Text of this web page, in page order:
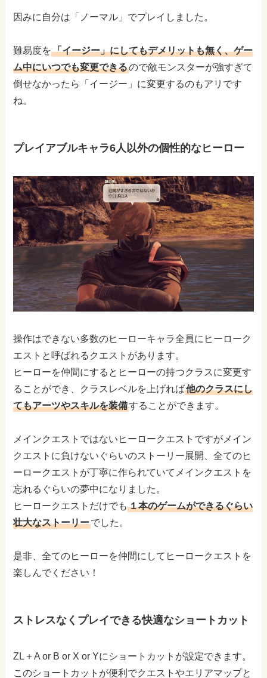
因みに自分は「ノーマル」でプレイしました。
難易度を「イージー」にしてもデメリットも無く、ゲー
ム中にいつでも変更できるので敵モンスターが強すぎて
倒せなかったら「イージー」に変更するのもアリです
ね。
プレイアブルキャラ6人以外の個性的なヒーロー
操作はできない多数のヒーローキャラ全員にヒーローク
エストと呼ばれるクエストがあります。
ヒーローを仲間にするとヒーローの持つクラスに変更す
ることができ、クラスレベルを上げれば他のクラスにし
てもアーツやスキルを装備することができます。
メインクエストではないヒーロークエストですがメイン
クエストに負けないぐらいのストーリー展開、全てのヒ
ーロークエストが丁寧に作られていてメインクエストを
忘れるぐらいの夢中になりました。
ヒーロークエストだけでも１本のゲームができるぐらい
壮大なストーリーでした。
是非、全てのヒーローを仲間にしてヒーロークエストを
楽しんでください！
ストレスなくプレイできる快適なショートカット
ZL＋A or B or X or Yにショートカットが設定できます。
このショートカットが便利でクエストやエリアマップと